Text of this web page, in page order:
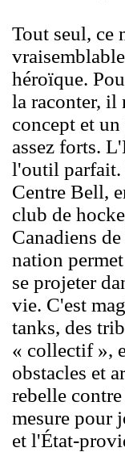
Tout seul, ce
héroïque.
la raconter, il
concept et
assez forts.
l'outil parfait.
Centre Bell,
club de
Canadiens
nation
se projeter
vie. C'est
tanks, des
« collectif »,
obstacles et
rebelle
mesure pour
et l'État-